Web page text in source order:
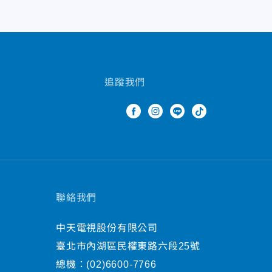
追蹤我們
聯絡我們
中天電視股份有限公司
臺北市內湖區民權東路六段25號
總機： (02)6600-7766